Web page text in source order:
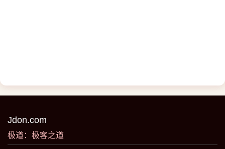
Jdon.com
极道：极客之道